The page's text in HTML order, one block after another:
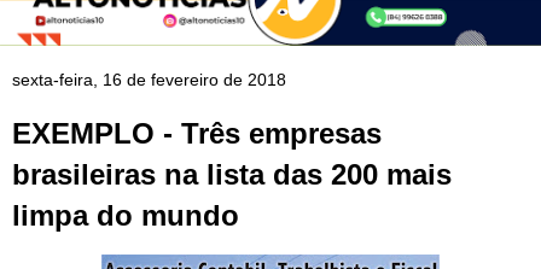
sexta-feira, 16 de fevereiro de 2018
EXEMPLO - Três empresas
brasileiras na lista das 200 mais
limpa do mundo